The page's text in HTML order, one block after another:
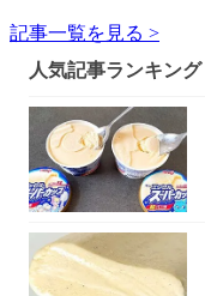
記事一覧を見る >
人気記事ランキング